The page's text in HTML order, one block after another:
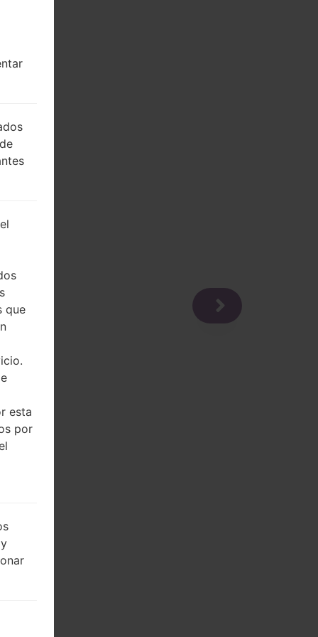
que
esta
por